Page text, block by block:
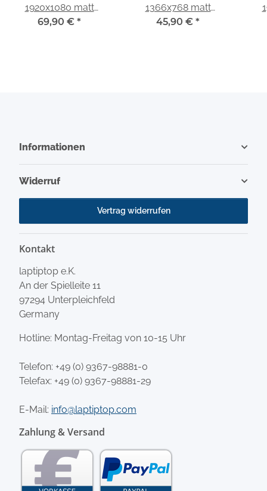
1920x1080 matt
passend für Innolux
69,90 € *
1366x768 matt
passend für Innolux
45,90 € *
Informationen
Widerruf
Vertrag widerrufen
Kontakt
laptiptop e.K.
An der Spielleite 11
97294 Unterpleichfeld
Germany
Hotline: Montag-Freitag von 10-15 Uhr
Telefon: +49 (0) 9367-98881-0
Telefax: +49 (0) 9367-98881-29
E-Mail: info@laptiptop.com
Zahlung & Versand